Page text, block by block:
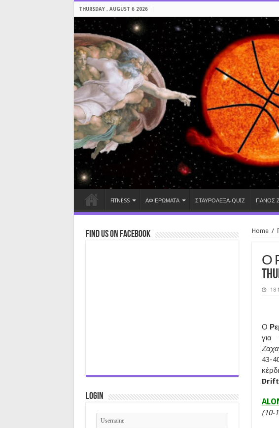
THURSDAY , AUGUST 6 2026
FITNESS ΑΦΙΕΡΩΜΑΤΑ ΣΤΑΥΡΟΛΕΞΑ-QUIZ ΠΑΝΟΣ
Home /
Ο
18
Ο
για
43-
(10-
Find us on Facebook
Login